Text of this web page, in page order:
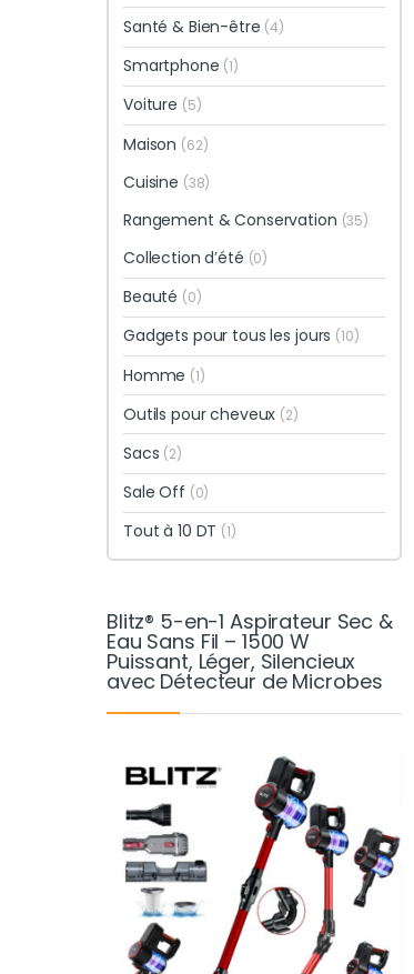
Santé & Bien-être (4)
Smartphone (1)
Voiture (5)
Maison (62)
Cuisine (38)
Rangement & Conservation (35)
Collection d’été (0)
Beauté (0)
Gadgets pour tous les jours (10)
Homme (1)
Outils pour cheveux (2)
Sacs (2)
Sale Off (0)
Tout à 10 DT (1)
Blitz® 5-en-1 Aspirateur Sec &
Eau Sans Fil – 1500 W
Puissant, Léger, Silencieux
avec Détecteur de Microbes